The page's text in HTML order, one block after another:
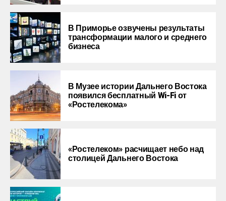
В Приморье озвучены результаты
трансформации малого и среднего
бизнеса
В Музее истории Дальнего Востока
появился бесплатный Wi-Fi от
«Ростелекома»
«Ростелеком» расчищает небо над
столицей Дальнего Востока